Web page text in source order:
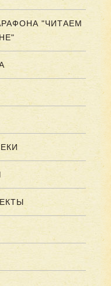
"ЧИТАЕМ